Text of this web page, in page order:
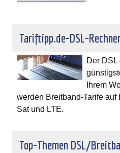
Tariftipp.de-DSL-
Der
Ihrem
werden Breitband-Tarife
Sat und LTE.
Top-Themen DSL/